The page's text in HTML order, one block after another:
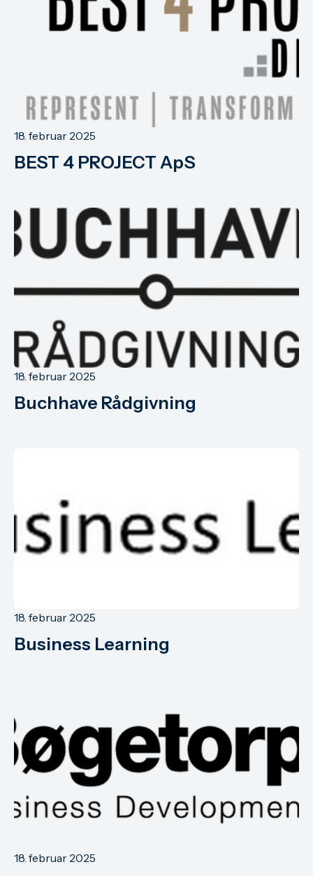
BEST 4 PROJECT ApS
18. februar 2025
Buchhave Rådgivning
18. februar 2025
Business Learning
18. februar 2025
18. februar 2025